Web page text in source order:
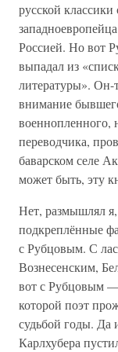
русской классики
Россией. Но вот
выпадал из
литературы». Он-
внимание
военнопленного,
переводчика,
баварском селе
может быть, эту
Нет, размышлял
подкреплённые
с Рубцовым. С
Вознесенским,
вот с Рубцовым —
которой поэт
судьбой годы. Да
Карлхубера